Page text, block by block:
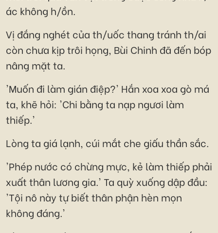
ác không h/ồn.
Vị đắng nghét của th/uốc thang tránh th/ai
còn chưa kịp trôi họng, Bùi Chinh đã đến bóp
nâng mặt ta.
'Muốn đi làm gián điệp?' Hắn xoa xoa gò má
ta, khẽ hỏi: 'Chi bằng ta nạp ngươi làm
thiếp.'
Lòng ta giá lạnh, cúi mắt che giấu thần sắc.
'Phép nước có chừng mực, kẻ làm thiếp phải
xuất thân lương gia.' Ta quỳ xuống dập đầu:
'Tội nô này tự biết thân phận hèn mọn
không đáng.'